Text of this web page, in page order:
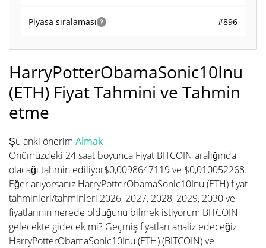
Piyasa sıralaması #896
HarryPotterObamaSonic10Inu
(ETH) Fiyat Tahmini ve Tahmin
etme
Şu anki önerim Almak
Önümüzdeki 24 saat boyunca Fiyat BITCOIN aralığında
olacağı tahmin ediliyor$0,0098647119 ve $0,010052268.
Eğer arıyorsanız HarryPotterObamaSonic10Inu (ETH) fiyat
tahminleri/tahminleri 2026, 2027, 2028, 2029, 2030 ve
fiyatlarının nerede olduğunu bilmek istiyorum BITCOIN
gelecekte gidecek mi? Geçmiş fiyatları analiz edeceğiz
HarryPotterObamaSonic10Inu (ETH) (BITCOIN) ve